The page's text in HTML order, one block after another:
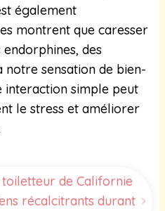
également
montrent que caresser
des
sensation de bien-
interaction simple peut
le stress et améliorer
de Californie
récalcitrants durant